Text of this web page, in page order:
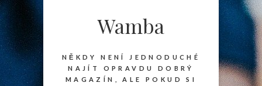
Wamba
NĚKDY NENÍ JEDNODUCHÉ
NAJÍT OPRAVDU DOBRÝ
MAGAZÍN, ALE POKUD SI